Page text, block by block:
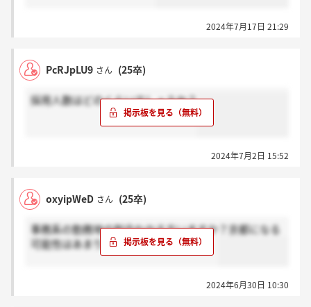
2024年7月17日 21:29
PcRJpLU9 さん (25卒)
採用人数はどのくらいでしょうか？
2024年7月2日 15:52
oxyipWeD さん (25卒)
事務系の勤務地の割合わかる方いますか？京都になる
可能性はあまり高くないのでしょうか。
2024年6月30日 10:30